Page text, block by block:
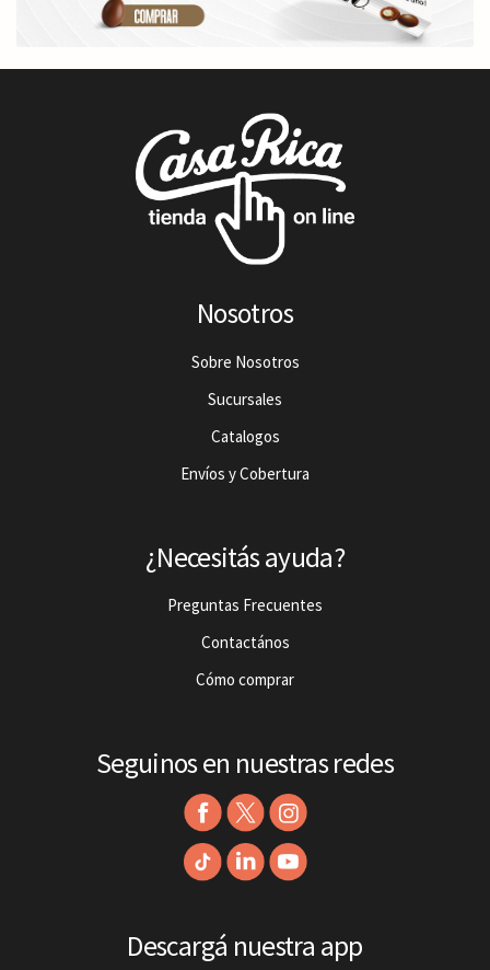
Nosotros
Sobre Nosotros
Sucursales
Catalogos
Envíos y Cobertura
¿Necesitás ayuda?
Preguntas Frecuentes
Contactános
Cómo comprar
Seguinos en nuestras redes
Descargá nuestra app